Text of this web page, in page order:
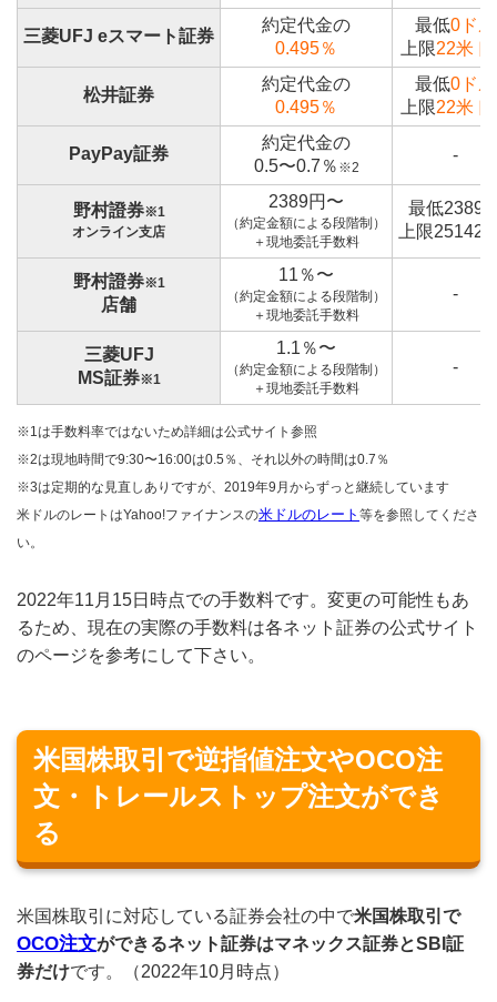
三菱UFJ eスマート証券
約定代金の
0.495％
最低0ドル
上限22米ド
松井証券
約定代金の
0.495％
最低0ドル
上限22米ド
PayPay証券
約定代金の
0.5〜0.7％ ※2
-
野村證券※1
オンライン支店
2389円〜
（約定金額による段階制）
＋現地委託手数料
最低2389
上限
野村證券※1
店舗
11％〜
（約定金額による段階制）
＋現地委託手数料
-
三菱UFJ
MS証券※1
1.1％〜
（約定金額による段階制）
＋現地委託手数料
-
※1は手数料率ではないため詳細は公式サイト参照
※2は現地時間で9:30〜16:00は0.5％、それ以外の時間は0.7％
※3は定期的な見直しありですが、2019年9月からずっと継続しています
米ドルのレートはYahoo!ファイナンスの米ドルのレート 等を参照してくださ
い。
2022年11月15日時点での手数料です。変更の可能性もあ
るため、現在の実際の手数料は各ネット証券の公式サイト
のページを参考にして下さい。
米国株取引で逆指値注文やOCO注
文・トレールストップ注文ができ
る
米国株取引に対応している証券会社の中で米国株取引で
OCO注文ができるネット証券はマネックス証券とSBI証
券だけです。（2022年10月時点）